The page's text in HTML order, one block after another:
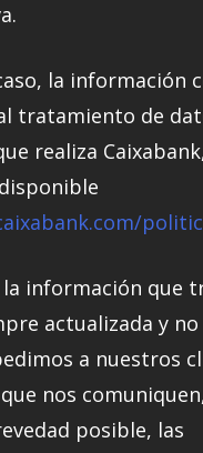
la información
tratamiento de
realiza
la información que
actualizada y
a nuestros
nos
posible, las